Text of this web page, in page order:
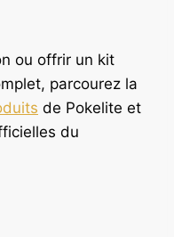
ou offrir un kit
parcourez la
de Pokelite et
du